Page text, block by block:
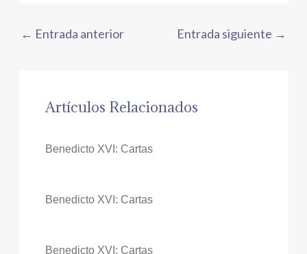
← Entrada anterior Entrada siguiente →
Artículos Relacionados
Benedicto XVI: Cartas
Benedicto XVI: Cartas
Benedicto XVI: Cartas